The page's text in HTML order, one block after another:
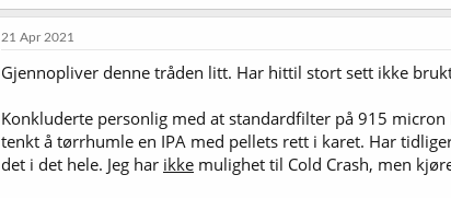
21 Apr 2021
Gjennopliver denne tråden litt. Har hittil stort sett ikke
Konkluderte personlig med at standardfilter på 915
tenkt å tørrhumle en IPA med pellets rett i karet. Har
det i det hele. Jeg har ikke mulighet til Cold Crash, men